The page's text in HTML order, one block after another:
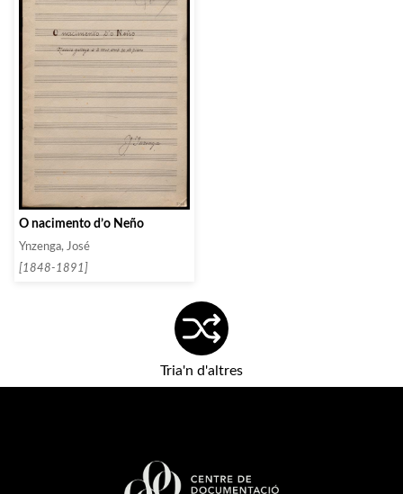
O nacimento d’o Neño
Ynzenga, José
[1848-1891]
Tria'n d'altres